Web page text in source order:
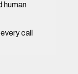
human
call